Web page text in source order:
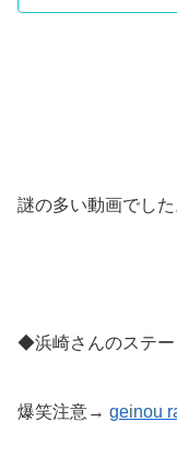
謎の多い動画でした
◆浜崎さんのステー
爆笑注意→ geinou